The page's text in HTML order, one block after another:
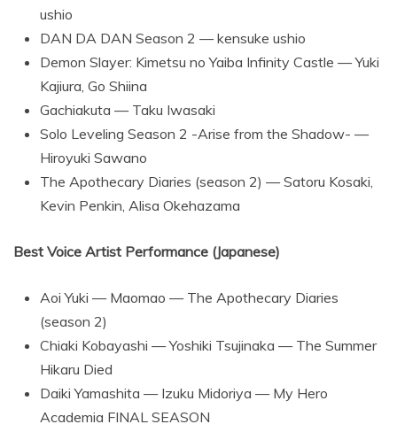
ushio
DAN DA DAN Season 2 — kensuke ushio
Demon Slayer: Kimetsu no Yaiba Infinity Castle — Yuki
Kajiura, Go Shiina
Gachiakuta — Taku Iwasaki
Solo Leveling Season 2 -Arise from the Shadow- —
Hiroyuki Sawano
The Apothecary Diaries (season 2) — Satoru Kosaki,
Kevin Penkin, Alisa Okehazama
Best Voice Artist Performance (Japanese)
Aoi Yuki — Maomao — The Apothecary Diaries
(season 2)
Chiaki Kobayashi — Yoshiki Tsujinaka — The Summer
Hikaru Died
Daiki Yamashita — Izuku Midoriya — My Hero
Academia FINAL SEASON